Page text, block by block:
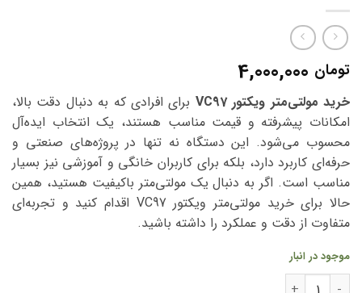
تومان
خرید مولتی‌متر ویکتور VC97
برای افرادی که به دنبال دقت بالا،
امکانات پیشرفته و قیمت مناسب هستند، یک انتخاب ایده‌آل
محسوب می‌شود. این دستگاه نه تنها در پروژه‌های صنعتی و
حرفه‌ای کاربرد دارد، بلکه برای کاربران خانگی و آموزشی نیز بسیار
مناسب است. اگر به دنبال یک مولتی‌متر باکیفیت هستید، همین
حالا برای خرید مولتی‌متر ویکتور VC97 اقدام کنید و تجربه‌ای
متفاوت از دقت و عملکرد را داشته باشید.
موجود در انبار
مولتی متر ویکتور vc97 جدید عدد